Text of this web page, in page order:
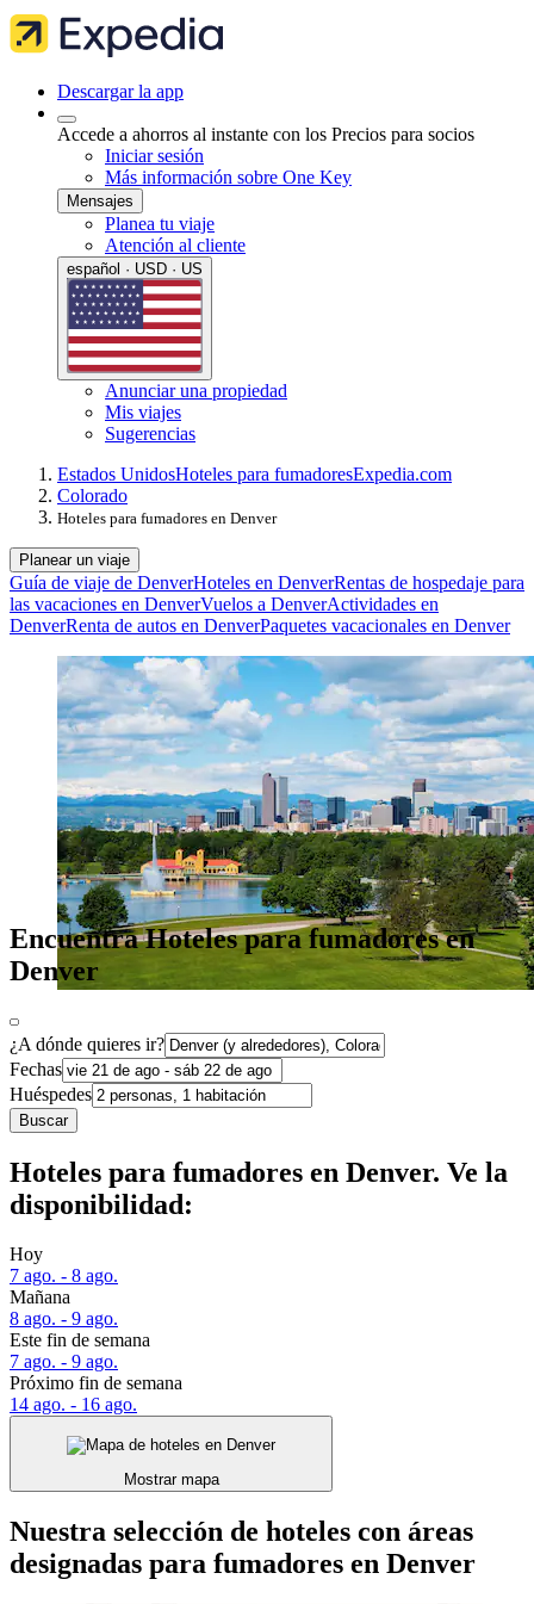
Descargar la app
Accede a ahorros al instante con los Precios para socios
Iniciar sesión
Más información sobre One Key
Mensajes
Planea tu viaje
Atención al cliente
español · USD · US
Anunciar una propiedad
Mis viajes
Sugerencias
Estados UnidosHoteles para fumadoresExpedia.com
Colorado
Hoteles para fumadores en Denver
Planear un viaje
Guía de viaje de DenverHoteles en DenverRentas de hospedaje para
las vacaciones en DenverVuelos a DenverActividades en
DenverRenta de autos en DenverPaquetes vacacionales en Denver
Encuentra Hoteles para fumadores en
Denver
¿A dónde quieres ir?
Fechas
Huéspedes
Buscar
Hoteles para fumadores en Denver. Ve la
disponibilidad:
Hoy
7 ago. - 8 ago.
Mañana
8 ago. - 9 ago.
Este fin de semana
7 ago. - 9 ago.
Próximo fin de semana
14 ago. - 16 ago.
Mostrar mapa
Nuestra selección de hoteles con áreas
designadas para fumadores en Denver